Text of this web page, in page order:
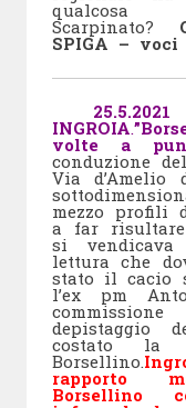
Scarpinato?
SPIGA –
INGROIA.
volte a
conduzione
Via
mezzo profili
a far
si
lettura che
stato il cacio
l’ex pm
depistaggio
costato la
Borsellino.
rapporto
Borsellino